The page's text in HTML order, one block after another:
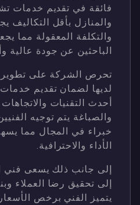
فائقة في تقديم خدمات
والمنازل بأقل التكاليف
والتكلفة المعقولة مما
الباحثين عن جودة عالية
تحرص الشركة على تطوير
لديها لضمان تقديم
أحدث التقنيات
والصباغة يتم توجيه
خبراء في المجال مما
الأداء والاحترافية.
إلى جانب ذلك يسعى فني
إلى تحقيق رضا العملاء
يتميز الفني برخص